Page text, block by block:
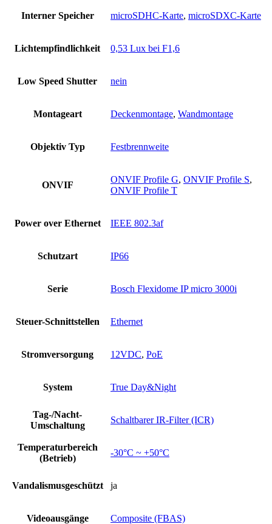
Interner Speicher microSDHC-Karte, microSDXC-Karte
Lichtempfindlichkeit 0,53 Lux bei F1,6
Low Speed Shutter nein
Montageart Deckenmontage, Wandmontage
Objektiv Typ Festbrennweite
ONVIF
ONVIF Profile G, ONVIF Profile S,
ONVIF Profile T
Power over Ethernet IEEE 802.3af
Schutzart IP66
Serie Bosch Flexidome IP micro 3000i
Steuer-Schnittstellen Ethernet
Stromversorgung 12VDC, PoE
System True Day&Night
Tag-/Nacht-
Umschaltung
Schaltbarer IR-Filter (ICR)
Temperaturbereich
(Betrieb)
-30°C ~ +50°C
Vandalismusgeschützt ja
Videoausgänge Composite (FBAS)